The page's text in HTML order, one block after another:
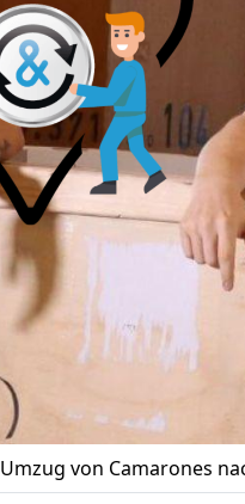
Umzug von Camarones